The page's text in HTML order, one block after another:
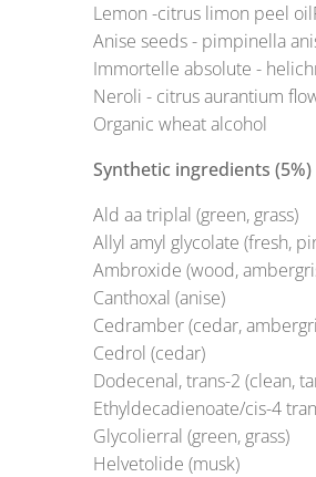
Lemon -citrus limon peel
Anise seeds - pimpinella
Immortelle absolute -
Neroli - citrus aurantium
Organic wheat alcohol
Synthetic ingredients (5%)
Ald aa triplal (green, grass)
Allyl amyl glycolate (fresh,
Ambroxide (wood,
Canthoxal (anise)
Cedramber (cedar,
Cedrol (cedar)
Dodecenal, trans-2 (clean,
Ethyldecadienoate/cis-4
Glycolierral (green, grass)
Helvetolide (musk)